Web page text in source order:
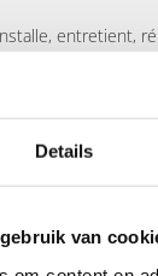
Details
van
entretient,